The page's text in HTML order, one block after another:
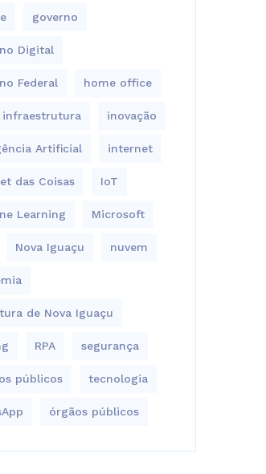
governo
Digital
Federal home office
infraestrutura inovação
Artificial internet
das Coisas IoT
Learning Microsoft
Nova Iguaçu nuvem
de Nova Iguaçu
RPA segurança
públicos tecnologia
órgãos públicos